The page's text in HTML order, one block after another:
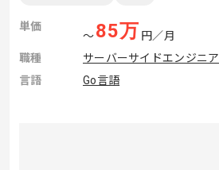
単価
〜85万 円／月
職種
サーバーサイドエンジニア
言語
Go言語